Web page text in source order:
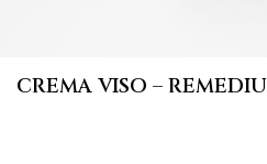
CREMA VISO –